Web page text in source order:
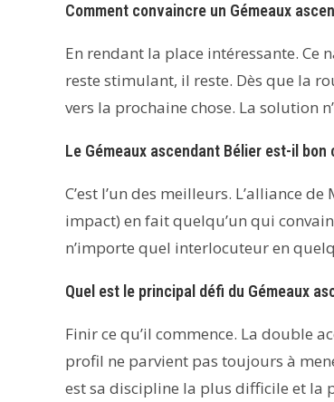
Comment convaincre un Gémeaux
En rendant la place intéressante. Ce
reste stimulant, il reste. Dès que la
vers la prochaine chose. La solution
Le Gémeaux ascendant Bélier est-il bon
C’est l’un des meilleurs. L’alliance
impact) en fait quelqu’un qui
n’importe quel interlocuteur en
Quel est le principal défi du Gémeaux
Finir ce qu’il commence. La double
profil ne parvient pas toujours à
est sa discipline la plus difficile et la